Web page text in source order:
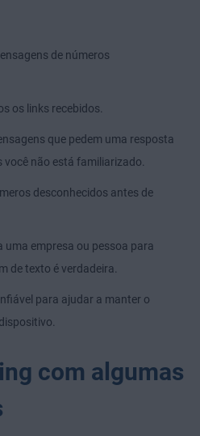
de números
os links recebidos.
que pedem uma resposta
você não está familiarizado.
desconhecidos antes de
uma empresa ou pessoa para
de texto é verdadeira.
para ajudar a manter o
com algumas